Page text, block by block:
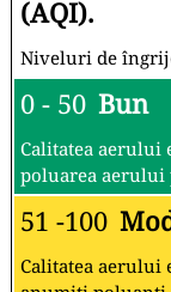
(AQI).
Niveluri de
0 - 50 Bun
Calitatea aerului
poluarea aerului
51 -100
Calitatea aerului